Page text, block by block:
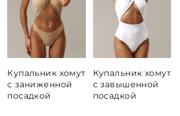
Купальник хомут
с заниженной
посадкой
Купальник хомут
с завышенной
посадкой